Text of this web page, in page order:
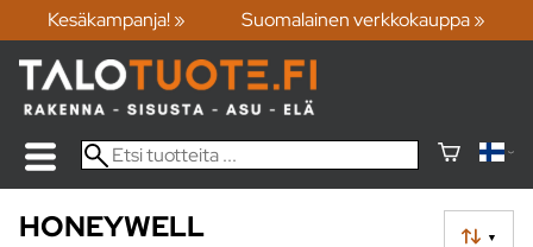
Kesäkampanja! » Suomalainen verkkokauppa »
▼
HONEYWELL